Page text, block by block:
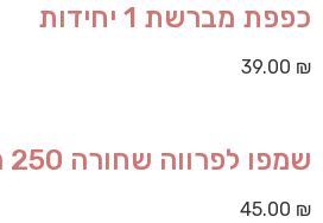
כפפת מברשת 1 יחידות
39.00 ₪
שמפו לפרווה שחורה 250 מ"ל
45.00 ₪